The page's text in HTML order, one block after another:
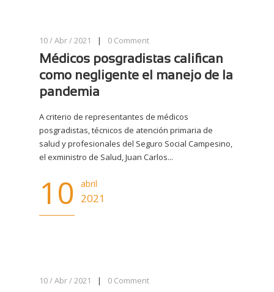
10 / Abr / 2021 | 0 Comment
Médicos posgradistas califican
como negligente el manejo de la
pandemia
A criterio de representantes de médicos
posgradistas, técnicos de atención primaria de
salud y profesionales del Seguro Social Campesino,
el exministro de Salud, Juan Carlos...
10 abril
2021
10 / Abr / 2021 | 0 Comment